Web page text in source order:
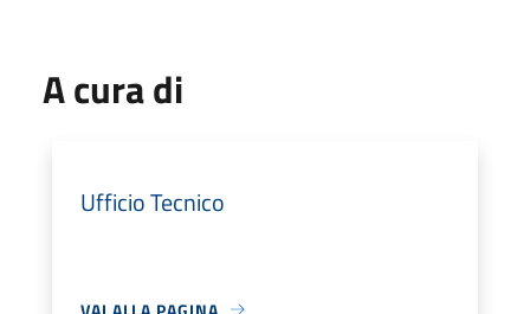
A cura di
Ufficio Tecnico